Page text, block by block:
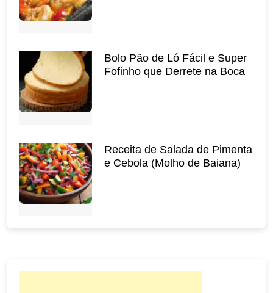
Bolo Pão de Ló Fácil e Super
Fofinho que Derrete na Boca
Receita de Salada de Pimenta
e Cebola (Molho de Baiana)